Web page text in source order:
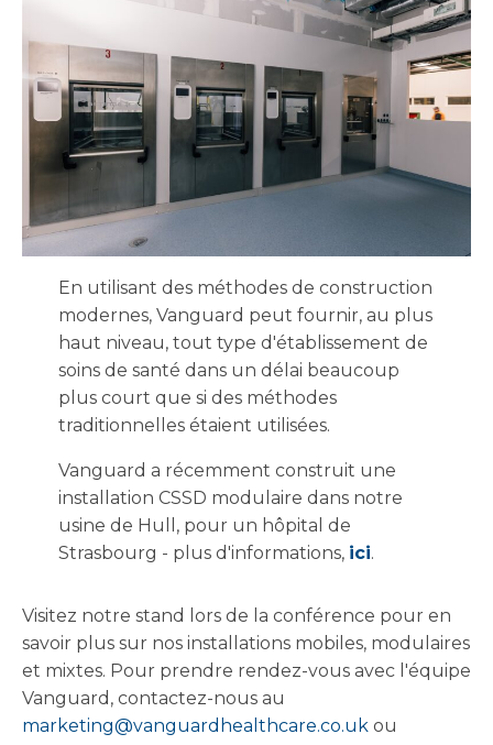
En utilisant des méthodes de construction
modernes, Vanguard peut fournir, au plus
haut niveau, tout type d'établissement de
soins de santé dans un délai beaucoup
plus court que si des méthodes
traditionnelles étaient utilisées.
Vanguard a récemment construit une
installation CSSD modulaire dans notre
usine de Hull, pour un hôpital de
Strasbourg - plus d'informations, ici.
Visitez notre stand lors de la conférence pour en
savoir plus sur nos installations mobiles, modulaires
et mixtes. Pour prendre rendez-vous avec l'équipe
Vanguard, contactez-nous au
marketing@vanguardhealthcare.co.uk ou